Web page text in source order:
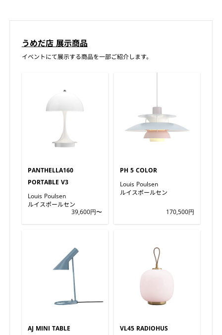
うめだ店 展示商品
イベントにて展示する商品を一部ご紹介します。
PANTHELLA160
PORTABLE V3
Louis Poulsen
ルイスポールセン
39,600円〜
PH 5 COLOR
Louis Poulsen
ルイスポールセン
170,500円
AJ MINI TABLE
VL45 RADIOHUS